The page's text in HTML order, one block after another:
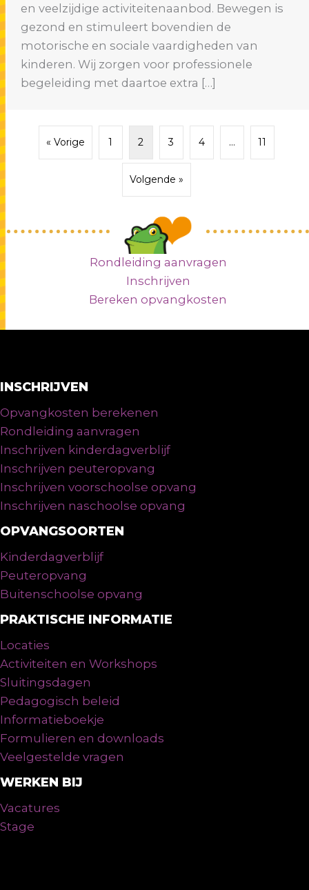
en veelzijdige activiteitenaanbod. Bewegen is
gezond en stimuleert bovendien de
motorische en sociale vaardigheden van
kinderen. Wij zorgen voor professionele
begeleiding met daartoe extra […]
« Vorige 1 2 3 4 … 11
Volgende »
Rondleiding aanvragen
Inschrijven
Bereken opvangkosten
INSCHRIJVEN
Opvangkosten berekenen
Rondleiding aanvragen
Inschrijven kinderdagverblijf
Inschrijven peuteropvang
Inschrijven voorschoolse opvang
Inschrijven naschoolse opvang
OPVANGSOORTEN
Kinderdagverblijf
Peuteropvang
Buitenschoolse opvang
PRAKTISCHE INFORMATIE
Locaties
Activiteiten en Workshops
Sluitingsdagen
Pedagogisch beleid
Informatieboekje
Formulieren en downloads
Veelgestelde vragen
WERKEN BIJ
Vacatures
Stage